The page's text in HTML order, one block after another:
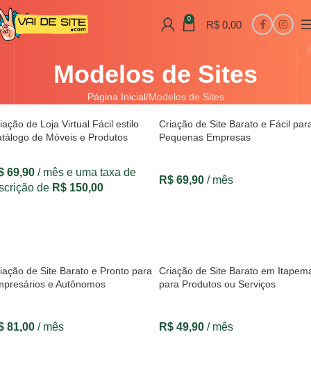
0 R$ 0,00
Modelos de Sites
Página Inicial Modelos de Sites
de Loja Virtual Fácil estilo
de Móveis e Produtos
69,90 / mês e uma taxa de
de R$ 150,00
Criação de Site Barato e Fácil
Pequenas Empresas
R$ 69,90 / mês
de Site Barato e Pronto para
e Autônomos
81,00 / mês
Criação de Site Barato em
para Produtos ou Serviços
R$ 49,90 / mês